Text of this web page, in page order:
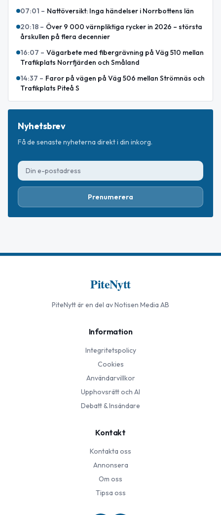
07:01 – Nattöversikt: Inga händelser i Norrbottens län
20:18 – Över 9 000 värnpliktiga rycker in 2026 – största
årskullen på flera decennier
16:07 – Vägarbete med fibergrävning på Väg 510 mellan
Trafikplats Norrfjärden och Småland
14:37 – Faror på vägen på Väg 506 mellan Strömnäs och
Trafikplats Piteå S
Nyhetsbrev
Få de senaste nyheterna direkt i din inkorg.
Prenumerera
PiteNytt
PiteNyttär en del av Notisen Media AB
Information
Integritetspolicy
Cookies
Användarvillkor
Upphovsrätt och AI
Debatt & Insändare
Kontakt
Kontakta oss
Annonsera
Om oss
Tipsa oss